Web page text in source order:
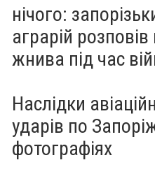
нічого:
аграрій
жнива під час
Наслідки
ударів по
фотографіях